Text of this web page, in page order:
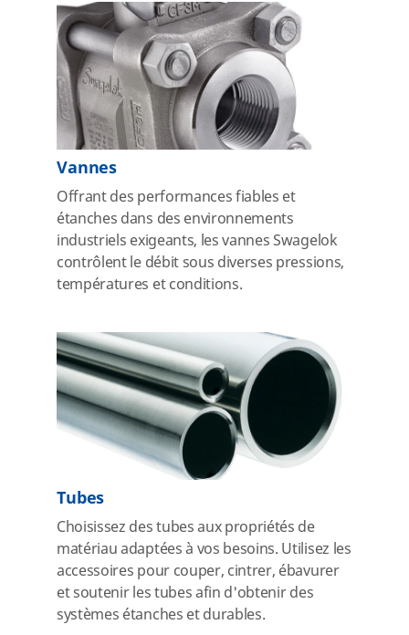
Vannes
Offrant des performances fiables et
étanches dans des environnements
industriels exigeants, les vannes Swagelok
contrôlent le débit sous diverses pressions,
températures et conditions.
Tubes
Choisissez des tubes aux propriétés de
matériau adaptées à vos besoins. Utilisez les
accessoires pour couper, cintrer, ébavurer
et soutenir les tubes afin d'obtenir des
systèmes étanches et durables.